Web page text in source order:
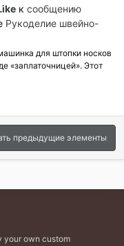
к сообщению
Рукоделие швейно-
для штопки носков
«заплаточницей». Этот
предыдущие элементы
your own custom